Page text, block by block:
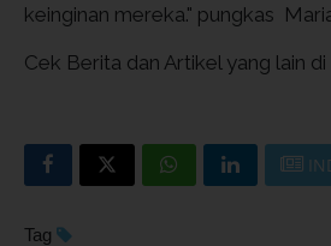
keinginan mereka." pungkas
Cek Berita dan Artikel yang lain di
Tag